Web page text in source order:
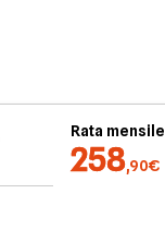
Rata mensile
258,90€